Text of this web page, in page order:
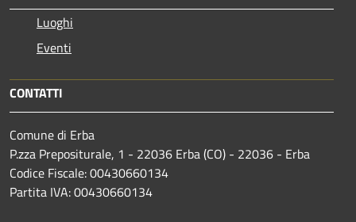
Luoghi
Eventi
CONTATTI
Comune di Erba
P.zza Prepositurale, 1 - 22036 Erba (CO) - 22036 - Erba
Codice Fiscale: 00430660134
Partita IVA: 00430660134